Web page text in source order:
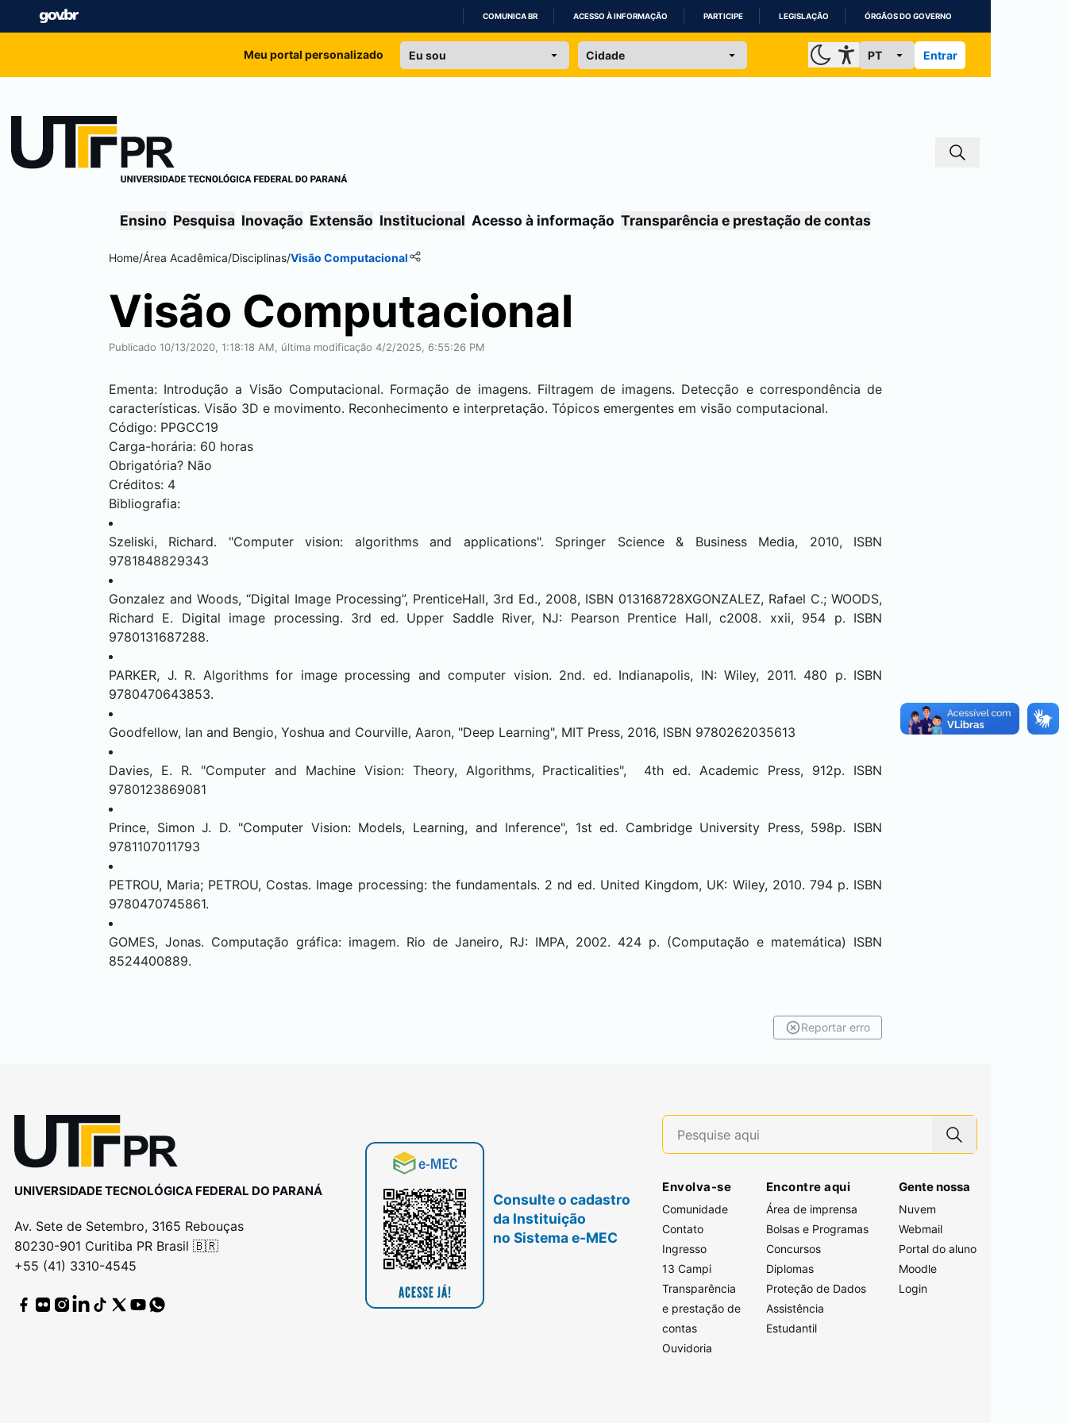
IR
COMUNICA BR ACESSO À INFORMAÇÃO PARTICIPE LEGISLAÇÃO ÓRGÃOS DO GOVERNO
Meu portal personalizado Entrar
Ensino Pesquisa Inovação Extensão Institucional Acesso à informação Transparência e prestação de contas
Home/Área Acadêmica/Disciplinas/Visão Computacional
Visão Computacional
Publicado 10/13/2020, 1:18:18 AM, última modificação 4/2/2025, 6:55:26 PM
Ementa: Introdução a Visão Computacional. Formação de imagens. Filtragem de imagens. Detecção e correspondência de
características. Visão 3D e movimento. Reconhecimento e interpretação. Tópicos emergentes em visão computacional.
Código: PPGCC19
Carga-horária: 60 horas
Obrigatória? Não
Créditos: 4
Bibliografia:
Szeliski, Richard. "Computer vision: algorithms and applications". Springer Science & Business Media, 2010, ISBN
9781848829343
Gonzalez and Woods, “Digital Image Processing”, PrenticeHall, 3rd Ed., 2008, ISBN 013168728XGONZALEZ, Rafael C.; WOODS,
Richard E. Digital image processing. 3rd ed. Upper Saddle River, NJ: Pearson Prentice Hall, c2008. xxii, 954 p. ISBN
9780131687288.
PARKER, J. R. Algorithms for image processing and computer vision. 2nd. ed. Indianapolis, IN: Wiley, 2011. 480 p. ISBN
9780470643853.
Goodfellow, Ian and Bengio, Yoshua and Courville, Aaron, "Deep Learning", MIT Press, 2016, ISBN 9780262035613
Davies, E. R. "Computer and Machine Vision: Theory, Algorithms, Practicalities", 4th ed. Academic Press, 912p. ISBN
9780123869081
Prince, Simon J. D. "Computer Vision: Models, Learning, and Inference", 1st ed. Cambridge University Press, 598p. ISBN
9781107011793
PETROU, Maria; PETROU, Costas. Image processing: the fundamentals. 2 nd ed. United Kingdom, UK: Wiley, 2010. 794 p. ISBN
9780470745861.
GOMES, Jonas. Computação gráfica: imagem. Rio de Janeiro, RJ: IMPA, 2002. 424 p. (Computação e matemática) ISBN
8524400889.
Reportar erro
UNIVERSIDADE TECNOLÓGICA FEDERAL DO PARANÁ
Av. Sete de Setembro, 3165 Rebouças
80230-901 Curitiba PR Brasil 🇧🇷
+55 (41) 3310-4545
Consulte o cadastro
da Instituição
no Sistema e-MEC
Envolva-se
Comunidade
Contato
Ingresso
13 Campi
Transparência
e prestação de
contas
Ouvidoria
Encontre aqui
Área de imprensa
Bolsas e Programas
Concursos
Diplomas
Proteção de Dados
Assistência
Estudantil
Gente nossa
Nuvem
Webmail
Portal do aluno
Moodle
Login